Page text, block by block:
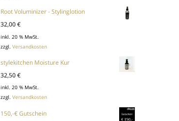
Root Voluminizer - Stylinglotion
32,00€
inkl. 20 % MwSt.
zzgl.Versandkosten
stylekitchen Moisture Kur
32,50€
inkl. 20 % MwSt.
zzgl.Versandkosten
150,-€ Gutschein